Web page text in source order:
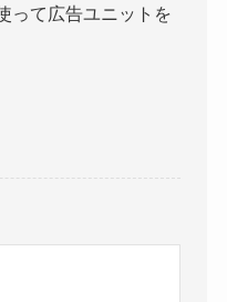
て広告ユニットを